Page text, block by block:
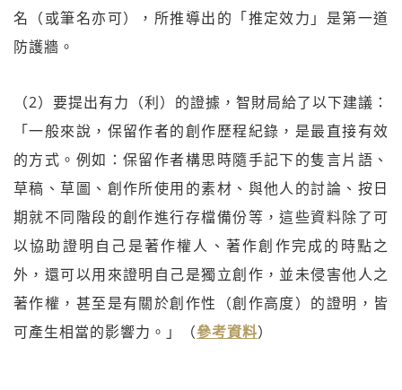
名（或筆名亦可），所推導出的「推定效力」是第一道
防護牆。
（2）要提出有力（利）的證據，智財局給了以下建議：
「一般來說，保留作者的創作歷程紀錄，是最直接有效
的方式。例如：保留作者構思時隨手記下的隻言片語、
草稿、草圖、創作所使用的素材、與他人的討論、按日
期就不同階段的創作進行存檔備份等，這些資料除了可
以協助證明自己是著作權人、著作創作完成的時點之
外，還可以用來證明自己是獨立創作，並未侵害他人之
著作權，甚至是有關於創作性（創作高度）的證明，皆
可產生相當的影響力。」（參考資料）